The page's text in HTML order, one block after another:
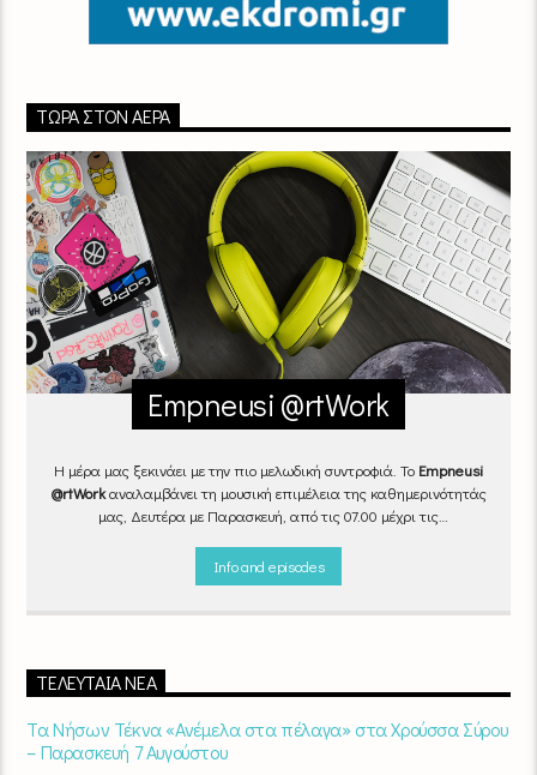
ΤΏΡΑ ΣΤΟΝ ΑΈΡΑ
Empneusi @rtWork
Η μέρα μας ξεκινάει με την πιο μελωδική συντροφιά. Το Empneusi
@rtWorkαναλαμβάνει τη μουσική επιμέλεια της καθημερινότητάς
μας, Δευτέρα με Παρασκευή, από τις 07.00 μέχρι τις
εναλλάσσονται αρμονικά, θυμίζοντάς μας πως δουλειά και
Καθημερινά(Δευτέρα-Παρασκευή)
Info and episodes
ΤΕΛΕΥΤΑΊΑ ΝΈΑ
Τα Νήσων Τέκνα «Ανέμελα στα πέλαγα» στα Χρούσσα Σύρου
– Παρασκευή 7 Αυγούστου